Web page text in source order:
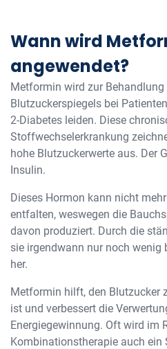
Wann wird
angewendet?
Metformin wird zur Behandlung
Blutzuckerspiegels bei
2-Diabetes leiden. Diese
Stoffwechselerkrankung
hohe Blutzuckerwerte aus. Der
Insulin.
Dieses Hormon kann nicht
entfalten, weswegen die
davon produziert. Durch die
sie irgendwann nur noch wenig
her.
Metformin hilft, den Blutzucker
ist und verbessert die
Energiegewinnung. Oft wird im
Kombinationstherapie auch